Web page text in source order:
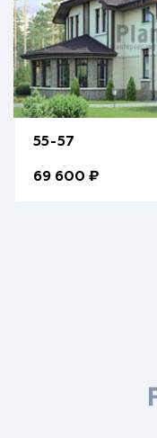
55-57
69 600 ₽